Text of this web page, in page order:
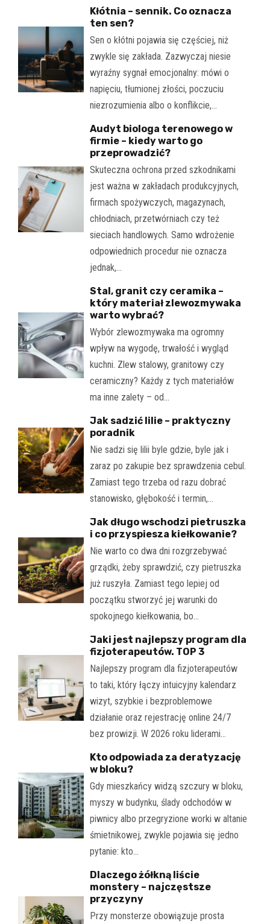
Kłótnia – sennik. Co oznacza
ten sen?
Sen o kłótni pojawia się częściej, niż
zwykle się zakłada. Zazwyczaj niesie
wyraźny sygnał emocjonalny: mówi o
napięciu, tłumionej złości, poczuciu
niezrozumienia albo o konflikcie,…
Audyt biologa terenowego w
firmie – kiedy warto go
przeprowadzić?
Skuteczna ochrona przed szkodnikami
jest ważna w zakładach produkcyjnych,
firmach spożywczych, magazynach,
chłodniach, przetwórniach czy też
sieciach handlowych. Samo wdrożenie
odpowiednich procedur nie oznacza
jednak,…
Stal, granit czy ceramika –
który materiał zlewozmywaka
warto wybrać?
Wybór zlewozmywaka ma ogromny
wpływ na wygodę, trwałość i wygląd
kuchni. Zlew stalowy, granitowy czy
ceramiczny? Każdy z tych materiałów
ma inne zalety – od…
Jak sadzić lilie – praktyczny
poradnik
Nie sadzi się lilii byle gdzie, byle jak i
zaraz po zakupie bez sprawdzenia cebul.
Zamiast tego trzeba od razu dobrać
stanowisko, głębokość i termin,…
Jak długo wschodzi pietruszka
i co przyspiesza kiełkowanie?
Nie warto co dwa dni rozgrzebywać
grządki, żeby sprawdzić, czy pietruszka
już ruszyła. Zamiast tego lepiej od
początku stworzyć jej warunki do
spokojnego kiełkowania, bo…
Jaki jest najlepszy program dla
fizjoterapeutów. TOP 3
Najlepszy program dla fizjoterapeutów
to taki, który łączy intuicyjny kalendarz
wizyt, szybkie i bezproblemowe
działanie oraz rejestrację online 24/7
bez prowizji. W 2026 roku liderami…
Kto odpowiada za deratyzację
w bloku?
Gdy mieszkańcy widzą szczury w bloku,
myszy w budynku, ślady odchodów w
piwnicy albo przegryzione worki w altanie
śmietnikowej, zwykle pojawia się jedno
pytanie: kto…
Dlaczego żółkną liście
monstery – najczęstsze
przyczyny
Przy monsterze obowiązuje prosta